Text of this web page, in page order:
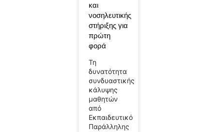
και
νοσηλευτικής
στήριξης για
πρώτη
φορά
Τη
δυνατότητα
συνδυαστικής
κάλυψης
μαθητών
από
Εκπαιδευτικό
Παράλληλης